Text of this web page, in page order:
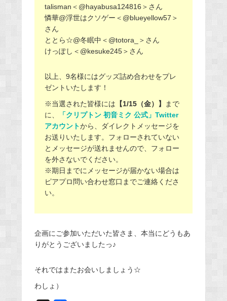
talisman＜@hayabusa124816＞さん
憐華@浮世はクソゲー＜@blueyellow57＞
さん
ととら☆@冬眠中＜@totora_＞さん
けっぽし＜@kesuke245＞さん
以上、9名様にはグッズ詰め合わせをプレ
ゼントいたします！
※当選された皆様には 【1/15（金）】
まで
に、
「クリプトン 初音ミク 公式」Twitter
アカウントから、ダイレクトメッセージを
お送りいたします。フォローされていない
とメッセージが送れませんので、フォロー
を外さないでください。
※期日までにメッセージが届かない場合は
ピアプロ問い合わせ窓口までご連絡くださ
い。
企画にご参加いただいた皆さま、本当にどうもあ
りがとうございましたっ♪
それではまたお会いしましょう☆
わしょ）